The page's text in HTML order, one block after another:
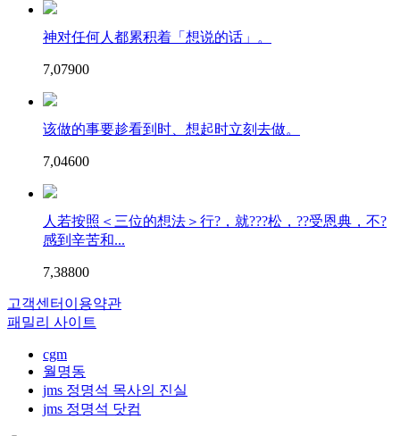
神对任何人都累积着「想说的话」。
7,07900
该做的事要趁看到时、想起时立刻去做。
7,04600
人若按照＜三位的想法＞行?，就???松，??受恩典，不?
感到辛苦和...
7,38800
고객센터 이용약관
패밀리 사이트
cgm
월명동
jms 정명석 목사의 진실
jms 정명석 닷컴